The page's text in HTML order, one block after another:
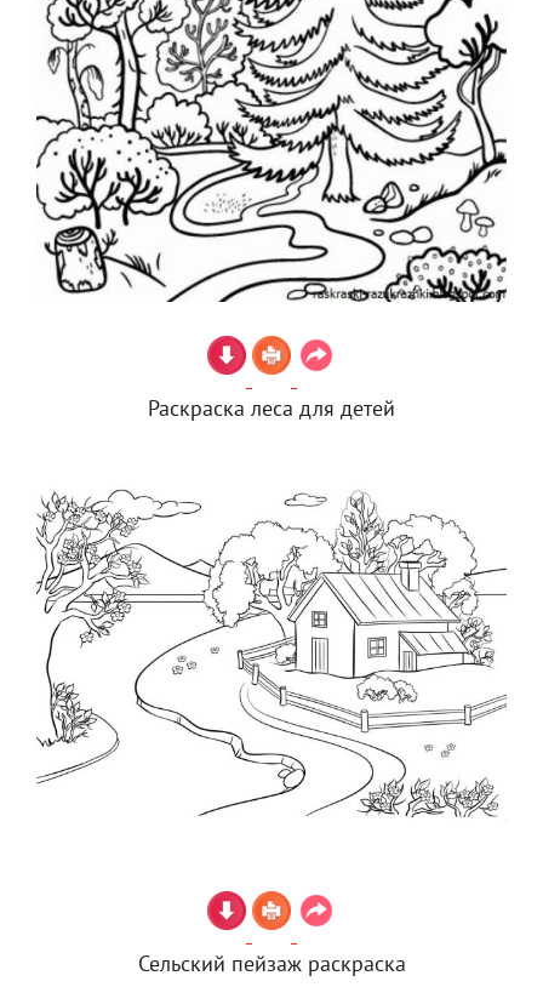
Раскраска леса для детей
Сельский пейзаж раскраска